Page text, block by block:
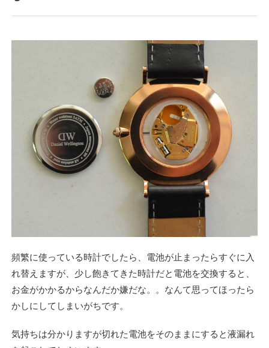
頻繁に使っている時計でしたら、電池が止まったらすぐに入
れ替えますが、少し飽きてきた時計だと電池を交換すると、
お金がかかるからなんだか嫌だな。。なんて思ってほったら
かしにしてしまいがちです。
気持ちは分かりますが切れた電池をそのままにすると液漏れ